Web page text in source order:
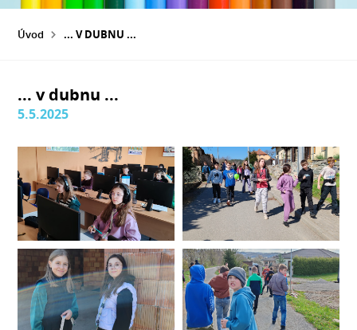
Úvod ... V DUBNU ...
... v dubnu ...
5.5.2025